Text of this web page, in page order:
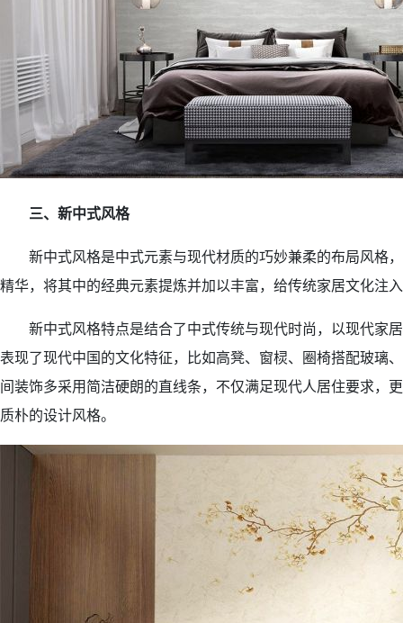
三、新中式风格
新中式风格是中式元素与现代材质的巧妙兼柔的布局风格，
精华，将其中的经典元素提炼并加以丰富，给传统家居文化注
新中式风格特点是结合了中式传统与现代时尚，以现代家居
表现了现代中国的文化特征，比如高凳、窗棂、圈椅搭配玻璃
间装饰多采用简洁硬朗的直线条，不仅满足现代人居住要求，
质朴的设计风格。